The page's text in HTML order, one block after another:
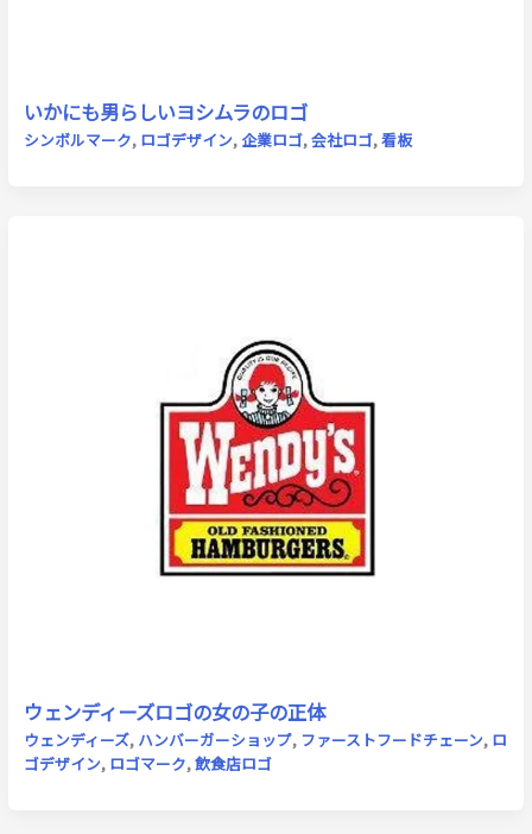
いかにも男らしいヨシムラのロゴ
シンボルマーク, ロゴデザイン, 企業ロゴ,会社ロゴ,看板
ウェンディーズロゴの女の子の正体
ウェンディーズ, ハンバーガーショップ, ファーストフードチェーン, ロ
ゴデザイン, ロゴマーク,飲食店ロゴ